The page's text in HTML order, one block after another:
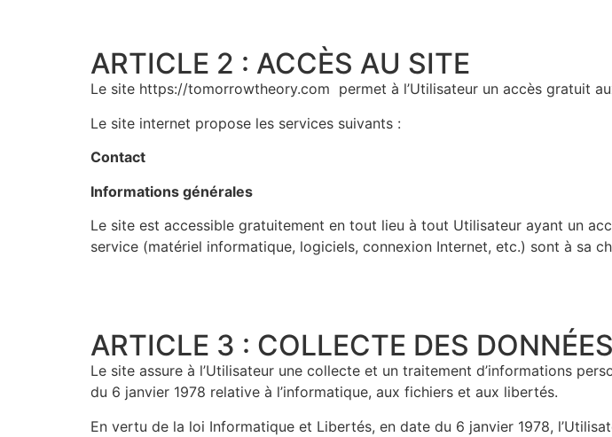
ARTICLE 2 : ACCÈS AU SITE​
Le site https://tomorrowtheory.com permet à l’Utilisateur un accès gratuit
Le site internet propose les services suivants :
Contact
Informations générales
Le site est accessible gratuitement en tout lieu à tout Utilisateur ayant un
service (matériel informatique, logiciels, connexion Internet, etc.) sont à sa
ARTICLE 3 : COLLECTE DES DONNÉES​
Le site assure à l’Utilisateur une collecte et un traitement d’informations
du 6 janvier 1978 relative à l’informatique, aux fichiers et aux libertés.
En vertu de la loi Informatique et Libertés, en date du 6 janvier 1978,